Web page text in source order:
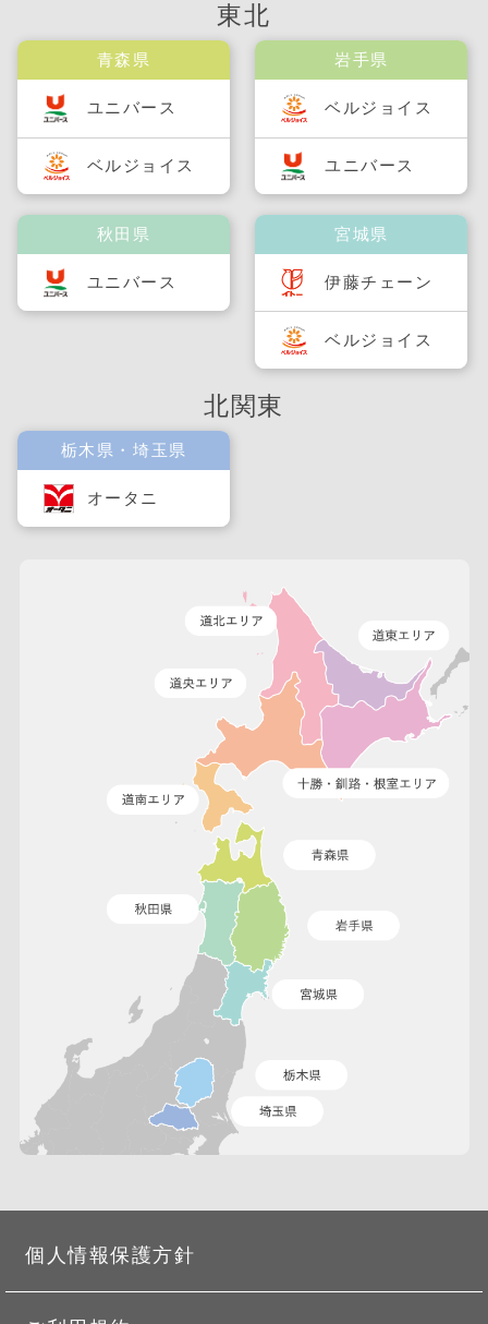
東北
青森県
ユニバース
ベルジョイス
秋田県
ユニバース
岩手県
ベルジョイス
ユニバース
宮城県
伊藤チェーン
ベルジョイス
北関東
栃木県・埼玉県
オータニ
個人情報保護方針